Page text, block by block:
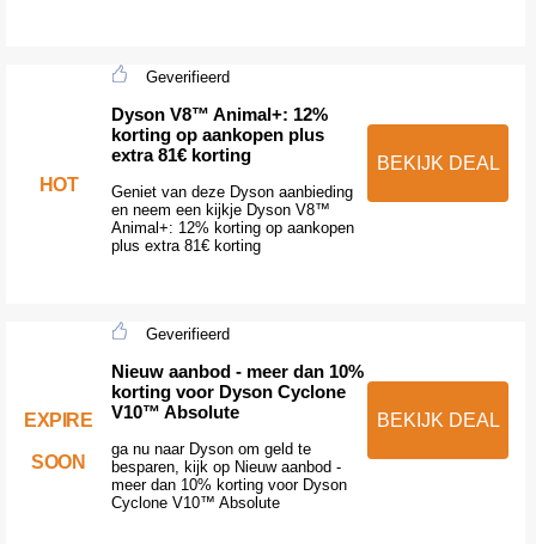
HOT
Geverifieerd
Dyson V8™ Animal+: 12%
korting op aankopen plus
extra 81€ korting
Geniet van deze Dyson aanbieding
en neem een kijkje Dyson V8™
Animal+: 12% korting op aankopen
plus extra 81€ korting
BEKIJK DEAL
EXPIRE
SOON
Geverifieerd
Nieuw aanbod - meer dan 10%
korting voor Dyson Cyclone
V10™ Absolute
ga nu naar Dyson om geld te
besparen, kijk op Nieuw aanbod -
meer dan 10% korting voor Dyson
Cyclone V10™ Absolute
BEKIJK DEAL